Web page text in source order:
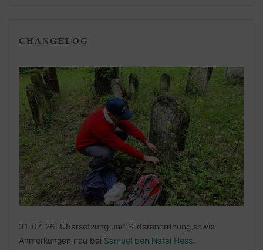
CHANGELOG
31. 07. 26: Übersetzung und Bilderanordnung sowie
Anmerkungen neu bei Samuel ben Natel Hess